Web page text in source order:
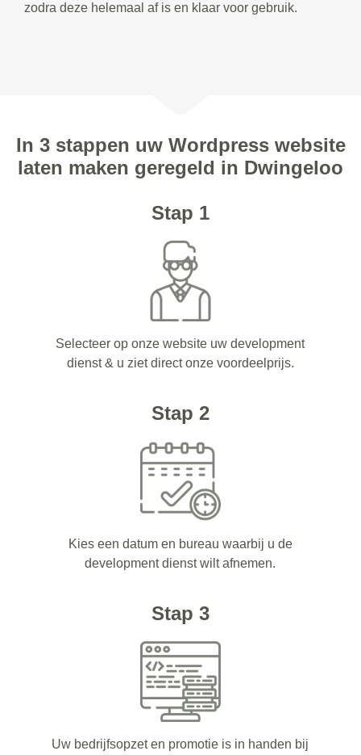
zodra deze helemaal af is en klaar voor gebruik.
In 3 stappen uw Wordpress website
laten maken geregeld in Dwingeloo
Stap 1
Selecteer op onze website uw development
dienst & u ziet direct onze voordeelprijs.
Stap 2
Kies een datum en bureau waarbij u de
development dienst wilt afnemen.
Stap 3
Uw bedrijfsopzet en promotie is in handen bij